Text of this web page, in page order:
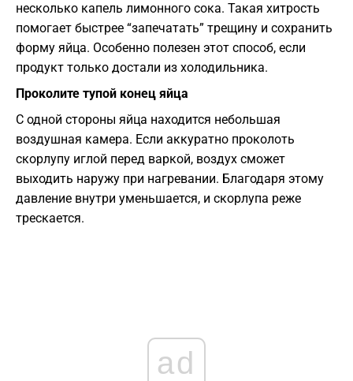
несколько капель лимонного сока. Такая хитрость
помогает быстрее “запечатать” трещину и сохранить
форму яйца. Особенно полезен этот способ, если
продукт только достали из холодильника.
Проколите тупой конец яйца
С одной стороны яйца находится небольшая
воздушная камера. Если аккуратно проколоть
скорлупу иглой перед варкой, воздух сможет
выходить наружу при нагревании. Благодаря этому
давление внутри уменьшается, и скорлупа реже
трескается.
ad